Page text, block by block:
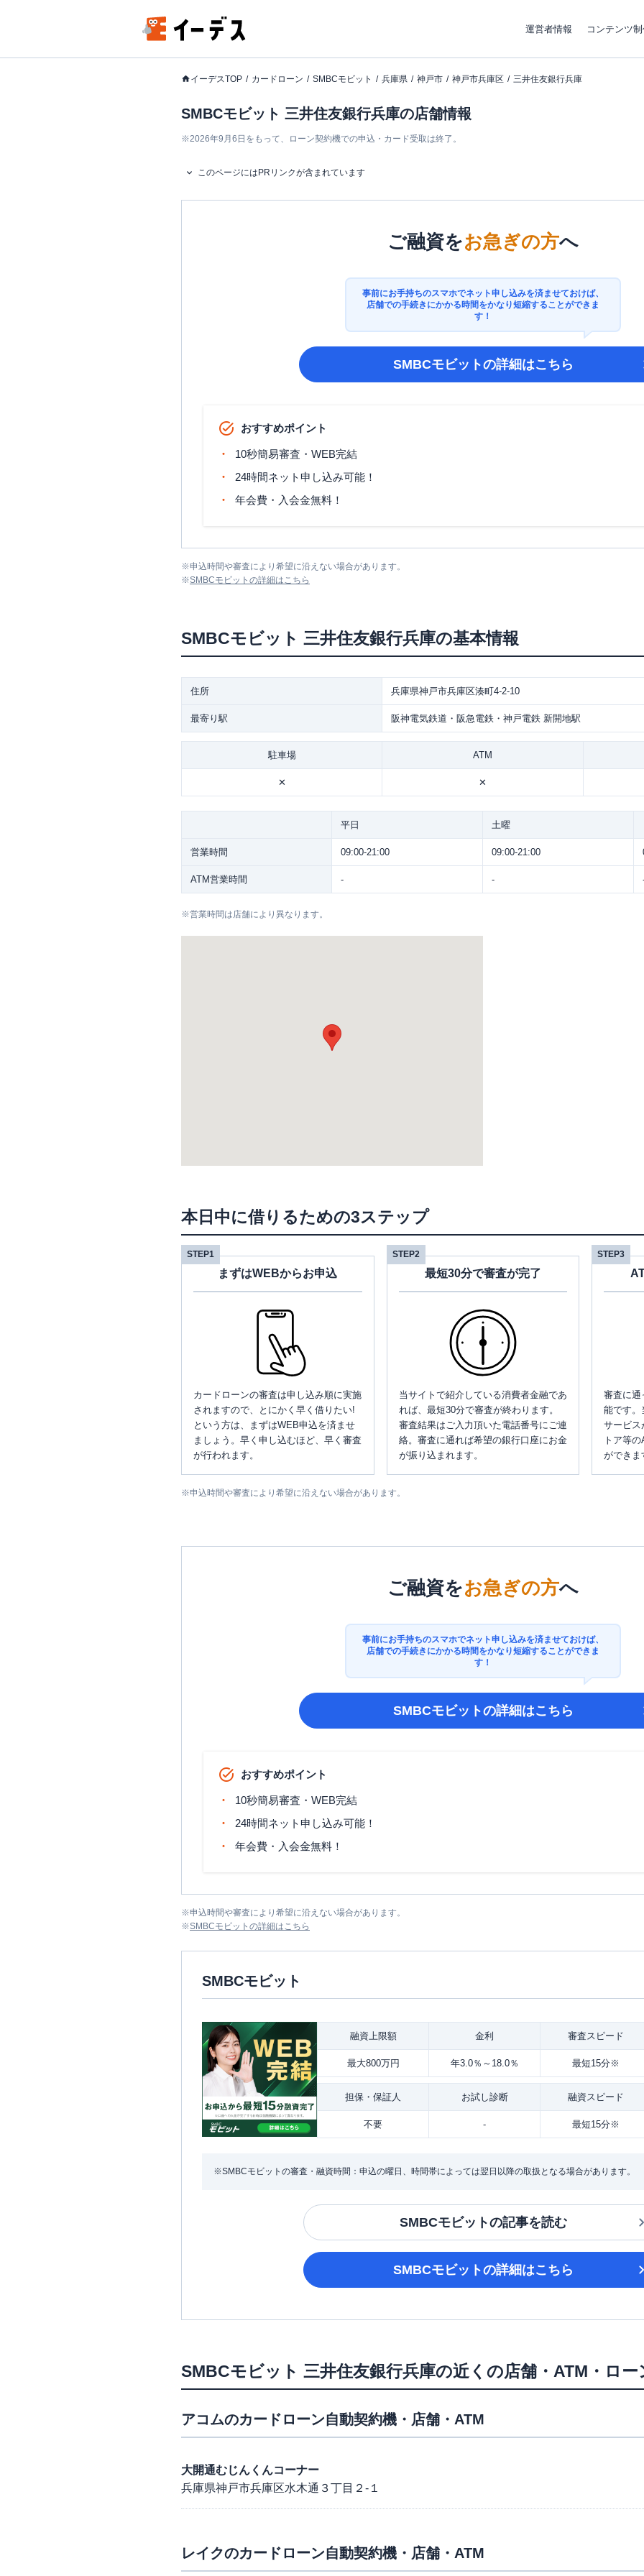
運営者情報 コンテンツ
イーデスTOP カードローン SMBCモビット 兵庫県 神戸市 神戸市兵庫区 三井住友銀行兵庫
SMBCモビット 三井住友銀行兵庫の店舗情報
※2026年9月6日をもって、ローン契約機での申込・カード受取は終了。
このページにはPRリンクが含まれています
ご融資をお急ぎの方へ
事前にお手持ちのスマホでネット申し込みを済ませておけば、
店舗での手続きにかかる時間をかなり短縮することができま
す！
SMBCモビットの詳細はこちら
おすすめポイント
10秒簡易審査・WEB完結
24時間ネット申し込み可能！
年会費・入会金無料！
※申込時間や審査により希望に沿えない場合があります。
※SMBCモビット の詳細はこちら
SMBCモビット 三井住友銀行兵庫の基本情報
住所 兵庫県神戸市兵庫区湊町4-2-10
最寄り駅 阪神電気鉄道・阪急電鉄・神戸電鉄 新開地駅
駐車場 ATM
✕ ✕
平日 土曜
営業時間 09:00-21:00 09:00-21:00
ATM営業時間 - -
※営業時間は店舗により異なります。
本日中に借りるための3ステップ
STEP1
まずはWEBからお申込
カードローンの審査は申し込み順に実施
されますので、とにかく早く借りたい!
という方は、まずはWEB申込を済ませ
ましょう。早く申し込むほど、早く審査
が行われます。
STEP2
最短30分で審査が完了
当サイトで紹介している消費者金融であ
れば、最短30分で審査が終わります。
審査結果はご入力頂いた電話番号にご連
絡。審査に通れば希望の銀行口座にお金
が振り込まれます。
STEP3
審査に通
能です。
サービス
トア等
ができま
※申込時間や審査により希望に沿えない場合があります。
ご融資をお急ぎの方へ
事前にお手持ちのスマホでネット申し込みを済ませておけば、
店舗での手続きにかかる時間をかなり短縮することができま
す！
SMBCモビットの詳細はこちら
おすすめポイント
10秒簡易審査・WEB完結
24時間ネット申し込み可能！
年会費・入会金無料！
※申込時間や審査により希望に沿えない場合があります。
※SMBCモビット の詳細はこちら
SMBCモビット
融資上限額 金利 審査スピード
最大800万円 年3.0％～18.0％ 最短15分※
担保・ 保証人 お試し診断 融資スピード
不要 - 最短15分※
※SMBCモビットの審査・融資時間：申込の曜日、時間帯によっては翌日以降の取扱となる場合があります。
SMBCモビットの記事を読む
SMBCモビットの詳細はこちら
SMBCモビット 三井住友銀行兵庫の近くの店舗・ATM・ロ
アコムのカードローン自動契約機・店舗・ATM
大開通むじんくんコーナー
兵庫県神戸市兵庫区水木通３丁目２-１
レイクのカードローン自動契約機・店舗・ATM